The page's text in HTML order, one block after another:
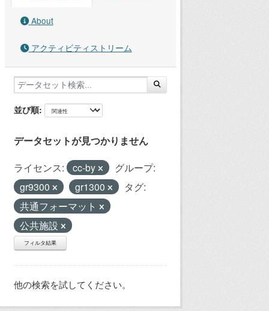
About
アクティビティストリーム
並び順
データセットが見つかりません
ライセンス: cc-by
グループ:
gr9300
gr1300
タグ:
共通フォーマット
公共施設
フィルタ結果
他の検索を試してください。